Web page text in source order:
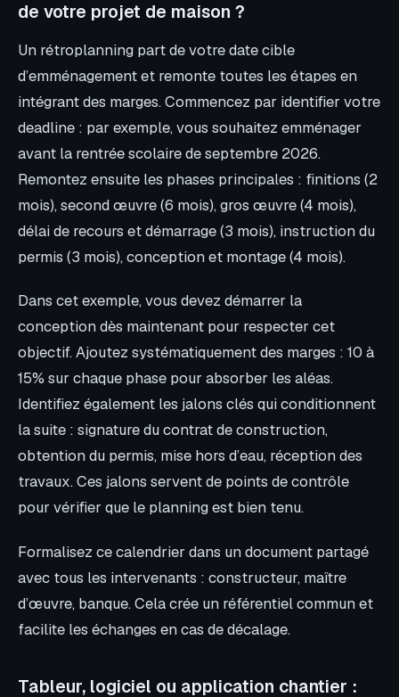
de votre projet de maison ?
Un rétroplanning part de votre date cible
d’emménagement et remonte toutes les étapes en
intégrant des marges. Commencez par identifier votre
deadline : par exemple, vous souhaitez emménager
avant la rentrée scolaire de septembre 2026.
Remontez ensuite les phases principales : finitions (2
mois), second œuvre (6 mois), gros œuvre (4 mois),
délai de recours et démarrage (3 mois), instruction du
permis (3 mois), conception et montage (4 mois).
Dans cet exemple, vous devez démarrer la
conception dès maintenant pour respecter cet
objectif. Ajoutez systématiquement des marges : 10 à
15% sur chaque phase pour absorber les aléas.
Identifiez également les jalons clés qui conditionnent
la suite : signature du contrat de construction,
obtention du permis, mise hors d’eau, réception des
travaux. Ces jalons servent de points de contrôle
pour vérifier que le planning est bien tenu.
Formalisez ce calendrier dans un document partagé
avec tous les intervenants : constructeur, maître
d’œuvre, banque. Cela crée un référentiel commun et
facilite les échanges en cas de décalage.
Tableur, logiciel ou application chantier :